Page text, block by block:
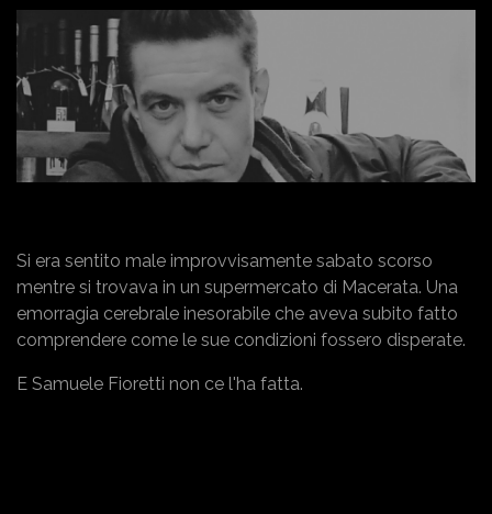
Si era sentito male improvvisamente sabato scorso
mentre si trovava in un supermercato di Macerata. Una
emorragia cerebrale inesorabile che aveva subito fatto
comprendere come le sue condizioni fossero disperate.
E Samuele Fioretti non ce l'ha fatta.